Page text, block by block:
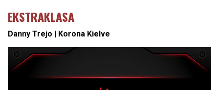
EKSTRAKLASA
Danny Trejo | Korona Kielve